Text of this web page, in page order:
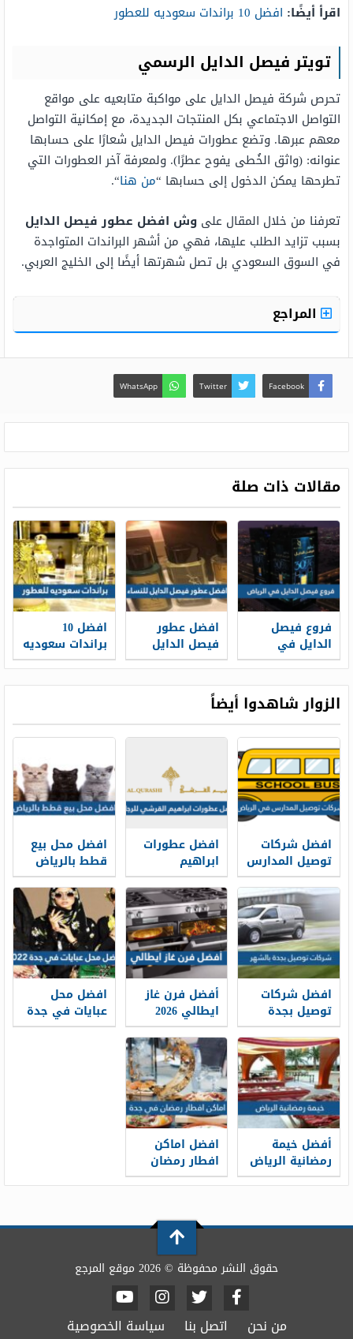
اقرأ أيضًا: افضل 10 براندات سعوديه للعطور
تويتر فيصل الدايل الرسمي
تحرص شركة فيصل الدايل على مواكبة متابعيه على مواقع
التواصل الاجتماعي بكل المنتجات الجديدة، مع إمكانية التواصل
معهم عبرها. وتضع عطورات فيصل الدايل شعارًا على حسابها
عنوانه: (واثق الخُطى يفوح عطرًا). ولمعرفة آخر العطورات التي
تطرحها يمكن الدخول إلى حسابها “من هنا“.
تعرفنا من خلال المقال على وش افضل عطور فيصل الدايل
بسبب تزايد الطلب عليها، فهي من أشهر البراندات المتواجدة
في السوق السعودي بل تصل شهرتها أيضًا إلى الخليج العربي.
المراجع
Facebook
Twitter
WhatsApp
مقالات ذات صلة
فروع فيصل
الدايل في
الرياض 2026
افضل عطور
فيصل الدايل
للنساء 2025
افضل 10
براندات سعوديه
للعطور
الزوار شاهدوا أيضاً
افضل شركات
توصيل المدارس
في الرياض 1448
بالشهر
افضل عطورات
ابراهيم
القرشي للرجال
1448 بالأسعار
افضل محل بيع
قطط بالرياض
1448
افضل شركات
توصيل بجدة
بالشهر 1448
وأرقام التواصل
أفضل فرن غاز
ايطالي 2026
افضل محل
عبايات في جدة
2026 جاهز
أفضل خيمة
رمضانية الرياض
رمضان 2026
افضل اماكن
افطار رمضان
في جدة لعام
حقوق النشر محفوظة © 2026 موقع المرجع
من نحن اتصل بنا
سياسة الخصوصية